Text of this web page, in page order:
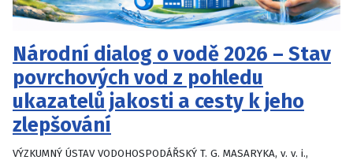
Národní dialog o vodě 2026 – Stav
povrchových vod z pohledu
ukazatelů jakosti a cesty k jeho
zlepšování
VÝZKUMNÝ ÚSTAV VODOHOSPODÁŘSKÝ T. G. MASARYKA, v. v. i.,